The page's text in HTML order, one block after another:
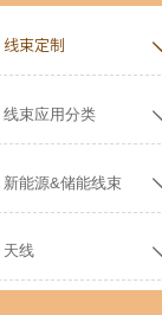
线束定制
线束应用分类
新能源&储能线束
天线